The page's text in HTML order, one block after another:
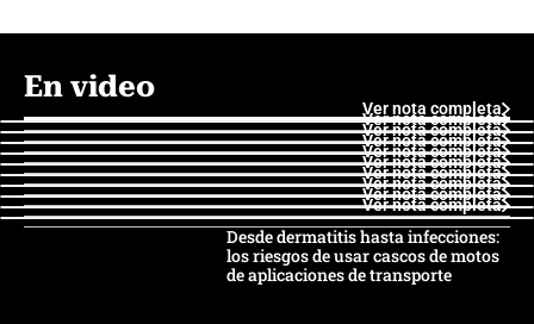
En video
Ver nota completa
Ver nota completa
Ver nota completa
Ver nota completa
Ver nota completa
Ver nota completa
Ver nota completa
Ver nota completa
Ver nota completa
Ver nota completa
Desde dermatitis hasta infecciones:
los riesgos de usar cascos de motos
de aplicaciones de transporte